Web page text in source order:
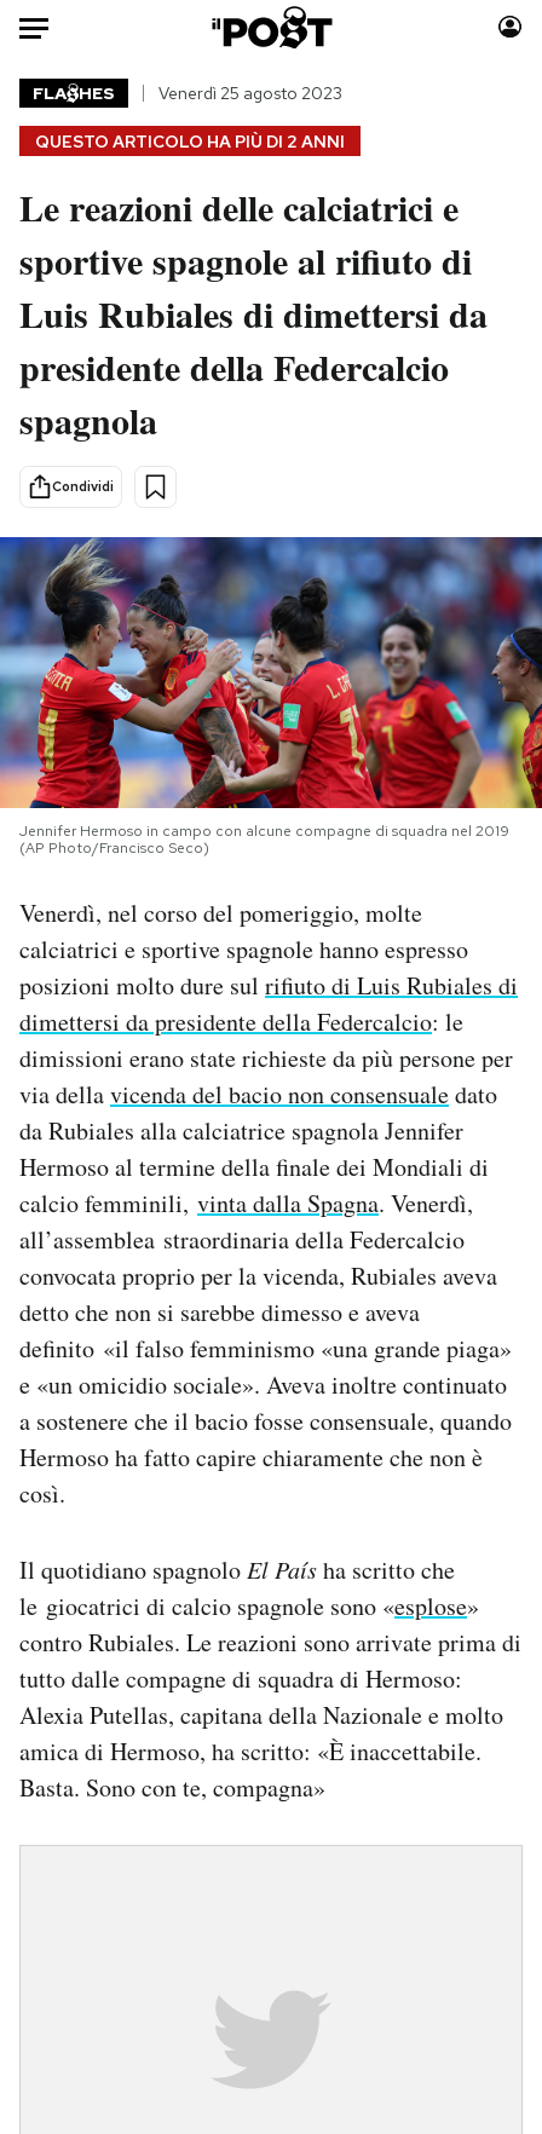
Auto
HOME
Italia
Politica
Tecnologia
Scienza
Cultura
Economia
Sport
Moda
Consumismi
Storie/Idee
Media
PODCAST
NEWSLETTER
I MIEI PREFERITI
SHOP
CALENDARIO
AREA PERSONALE
Area Personale
Newsletter
Notifiche mobile
Regala il Post
Hai bisogno di aiuto?
Esci
QUESTO ARTICOLO HA PIÙ DI 2 ANNI
FLA HES Venerdì 25 agosto 2023
Le reazioni delle calciatrici e
sportive spagnole al rifiuto di
Luis Rubiales di dimettersi da
presidente della Federcalcio
spagnola
Condividi
Jennifer Hermoso in campo con alcune compagne di squadra nel 2019
(AP Photo/Francisco Seco)
Venerdì, nel corso del pomeriggio, molte
calciatrici e sportive spagnole hanno espresso
posizioni molto dure sul rifiuto di Luis Rubiales di
dimettersi da presidente della Federcalcio: le
dimissioni erano state richieste da più persone per
via dellavicenda del bacio non consensualedato
da Rubiales alla calciatrice spagnola Jennifer
Hermoso al termine della finale dei Mondiali di
calcio femminili, vinta dalla Spagna. Venerdì,
all’assemblea straordinaria della Federcalcio
convocata proprio per la vicenda, Rubiales aveva
detto che non si sarebbe dimesso e aveva
definito «il falso femminismo «una grande piaga»
e «un omicidio sociale». Aveva inoltre continuato
a sostenere che il bacio fosse consensuale, quando
Hermoso ha fatto capire chiaramente che non è
così.
Il quotidiano spagnolo El Paísha scritto che
le giocatrici di calcio spagnole sono «esplose»
contro Rubiales. Le reazioni sono arrivate prima di
tutto dalle compagne di squadra di Hermoso:
Alexia Putellas, capitana della Nazionale e molto
amica di Hermoso, ha scritto: «È inaccettabile.
Basta. Sono con te, compagna»